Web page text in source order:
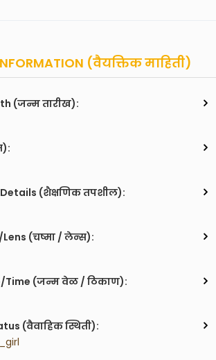
(वैयक्तिक माहिती)
(जन्म तारीख):
(शैक्षणिक तपशील):
(चष्मा / लेन्स):
Time (जन्म वेळ / ठिकाण):
(वैवाहिक स्थिती):